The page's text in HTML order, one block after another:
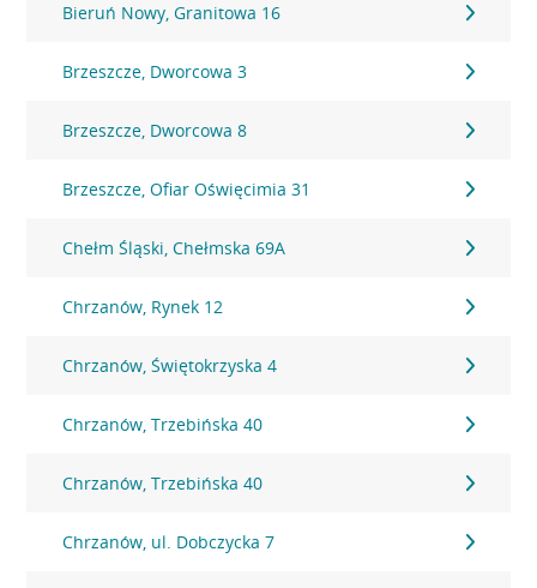
Bieruń Nowy, Granitowa 16
Brzeszcze, Dworcowa 3
Brzeszcze, Dworcowa 8
Brzeszcze, Ofiar Oświęcimia 31
Chełm Śląski, Chełmska 69A
Chrzanów, Rynek 12
Chrzanów, Świętokrzyska 4
Chrzanów, Trzebińska 40
Chrzanów, Trzebińska 40
Chrzanów, ul. Dobczycka 7